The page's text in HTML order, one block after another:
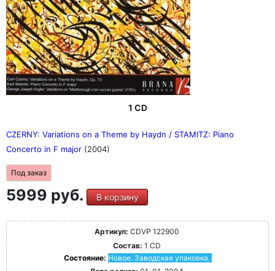
1 CD
CZERNY: Variations on a Theme by Haydn / STAMITZ: Piano
Concerto in F major (2004)
Под заказ
5999 руб. В корзину
Артикул: CDVP 122900
Состав: 1 CD
Состояние: Новое. Заводская упаковка.